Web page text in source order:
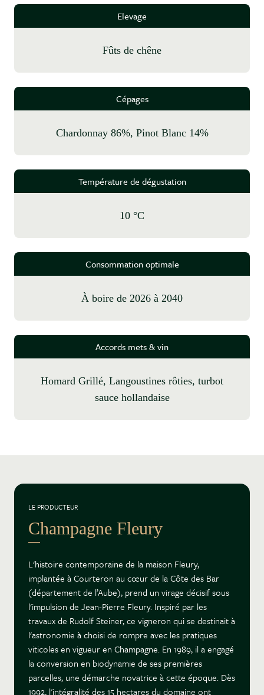
Elevage
fûts de chêne
Cépages
Chardonnay 86%, Pinot Blanc 14%
Température de dégustation
10 °C
Consommation optimale
à boire de 2026 à 2040
Accords mets & vin
Homard Grillé, Langoustines rôties, turbot
sauce hollandaise
LE PRODUCTEUR
Champagne Fleury
L'histoire contemporaine de la maison Fleury,
implantée à Courteron au cœur de la Côte des Bar
(département de l’Aube), prend un virage décisif sous
l'impulsion de Jean-Pierre Fleury. Inspiré par les
travaux de Rudolf Steiner, ce vigneron qui se destinait à
l'astronomie à choisi de rompre avec les pratiques
viticoles en vigueur en Champagne. En 1989, il a engagé
la conversion en biodynamie de ses premières
parcelles, une démarche novatrice à cette époque. Dès
1992, l'intégralité des 15 hectares du domaine ont